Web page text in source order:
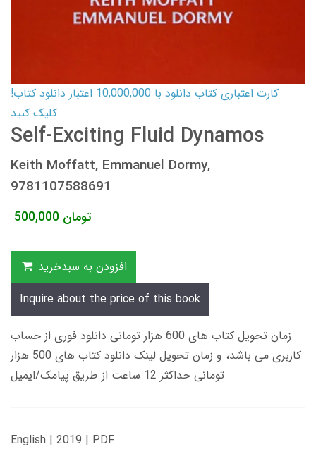
کارت اعتباری کتاب دانلود با 10,000,000 اعتبار دانلود کتاب!
کلیک کنید
Self-Exciting Fluid Dynamos
Keith Moffatt, Emmanuel Dormy,
9781107588691
500,000 تومان
افزودن به سبدخرید
Inquire about the price of this book
زمان تحویل کتاب های 600 هزار تومانی دانلود فوری از حساب
کاربری می باشد، و زمان تحویل لینک دانلود کتاب های 500 هزار
تومانی حداکثر 12 ساعت از طریق پیامک/ایمیل
English | 2019 | PDF